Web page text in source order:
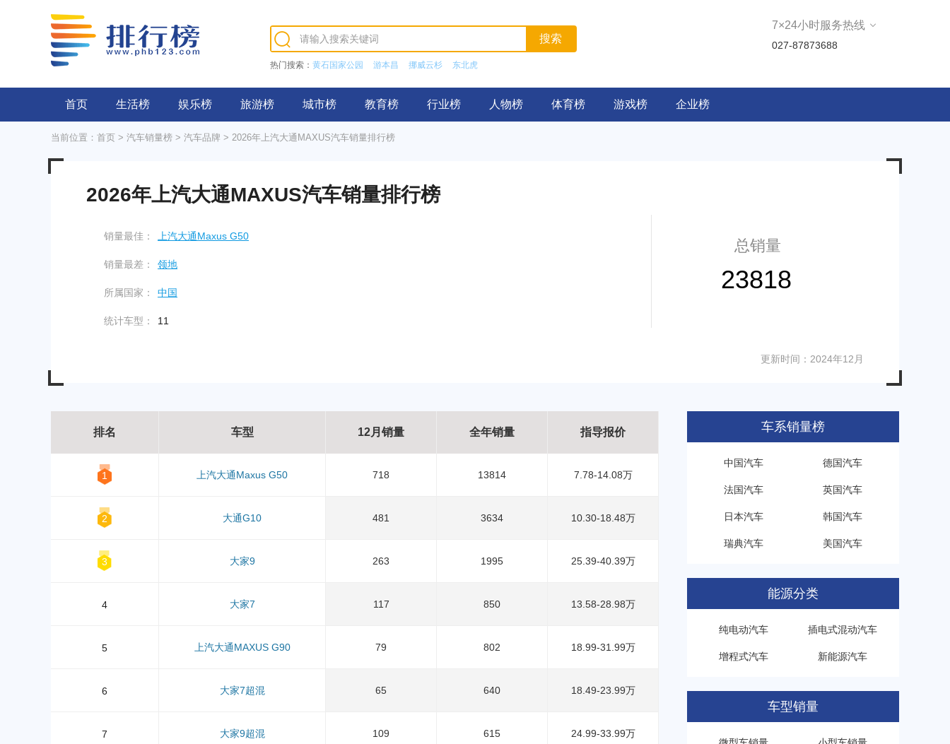
热门搜索： 黄石国家公园 游本昌 挪威云杉 东北虎
7×24小时服务热线
027-87873688
首页 生活榜 娱乐榜 旅游榜 城市榜 教育榜 行业榜 人物榜 体育榜 游戏榜 企业榜
当前位置： 首页 > 汽车销量榜 > 汽车品牌 > 2026年上汽大通MAXUS汽车销量排行榜
2026年上汽大通MAXUS汽车销量排行榜
销量最佳： 上汽大通Maxus G50
销量最差： 领地
所属国家： 中国
统计车型： 11
总销量
23818
更新时间：2024年12月
排名 车型 12月销量 全年销量 指导报价
1 上汽大通Maxus G50 718 13814 7.78-14.08万
2 大通G10 481 3634 10.30-18.48万
3 大家9 263 1995 25.39-40.39万
4 大家7 117 850 13.58-28.98万
5 上汽大通MAXUS G90 79 802 18.99-31.99万
6 大家7超混 65 640 18.49-23.99万
7 大家9超混 109 615 24.99-33.99万
车系销量榜
中国汽车 德国汽车
法国汽车 英国汽车
日本汽车 韩国汽车
瑞典汽车 美国汽车
能源分类
纯电动汽车 插电式混动汽车
增程式汽车 新能源汽车
车型销量